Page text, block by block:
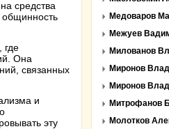
средства
общинность
где
Она
связанных
и
эту
Медоваров
Межуев
Милованов
Миронов
Миронов
Митрофанов
Молотков